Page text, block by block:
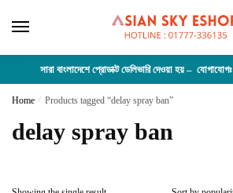
সারা বাংলাদেশে প্রোডাক্ট ডেলিভারি দেওয়া হয় – যোগাযোগঃ
Home / Products tagged “delay spray ban”
delay spray ban